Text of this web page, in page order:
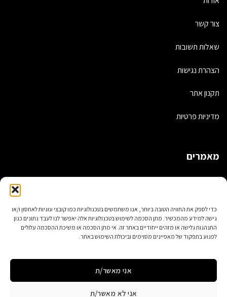
כדי לספק את החוויה הטובה ביותר, אנו משתמשים בטכנולוגיות כמו קובצי עוגיות לאחסון ו/או
גישה למידע מהמכשיר. מתן הסכמה לשימוש בטכנולוגיות אלה יאפשר לנו לעבד נתונים כגון
התנהגות גלישה או מזהים ייחודיים באתר זה. אי מתן הסכמה או משיכת ההסכמה עלולים
לפגוע בתפקוד של מאפיינים מסוימים וביכולת השימוש באתר.
אני מאשר/ת
אני לא מאשר/ת
צור קשר
שאלות תשובות
הצהרת נגישות
תקנון אתר
מדיניות פרטיות
מאמרים
תיקים בעבודת יד – כל אחד מיוחד!
5 דברים שלא ידעתם על עיצוב תיקי נשים